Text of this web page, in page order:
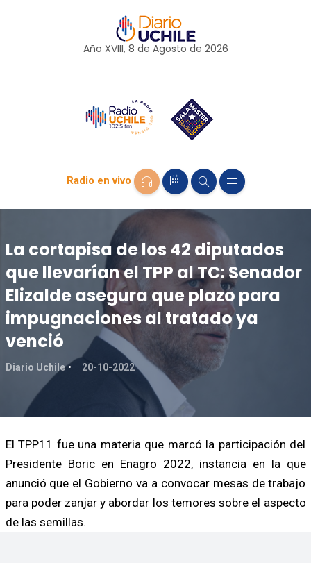
Año XVIII, 8 de Agosto de 2026
Radio en vivo
La cortapisa de los 42 diputados
que llevarían el TPP al TC: Senador
Elizalde asegura que plazo para
impugnaciones al tratado ya
venció
Diario Uchile 20-10-2022
El TPP11 fue una materia que marcó la participación del
Presidente Boric en Enagro 2022, instancia en la que
anunció que el Gobierno va a convocar mesas de trabajo
para poder zanjar y abordar los temores sobre el aspecto
de las semillas.